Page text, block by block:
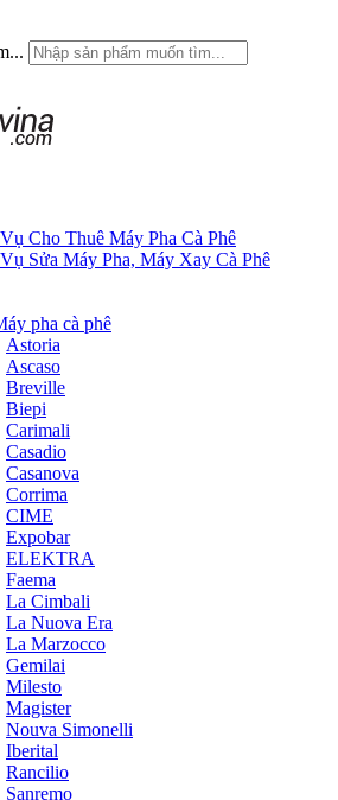
Cho Thuê Máy Pha Cà Phê
Sửa Máy Pha, Máy Xay Cà Phê
pha cà phê
Astoria
Ascaso
Breville
Biepi
Carimali
Casadio
Casanova
Corrima
CIME
Expobar
ELEKTRA
Faema
La Cimbali
La Nuova Era
La Marzocco
Gemilai
Milesto
Magister
Nouva Simonelli
Iberital
Rancilio
Sanremo